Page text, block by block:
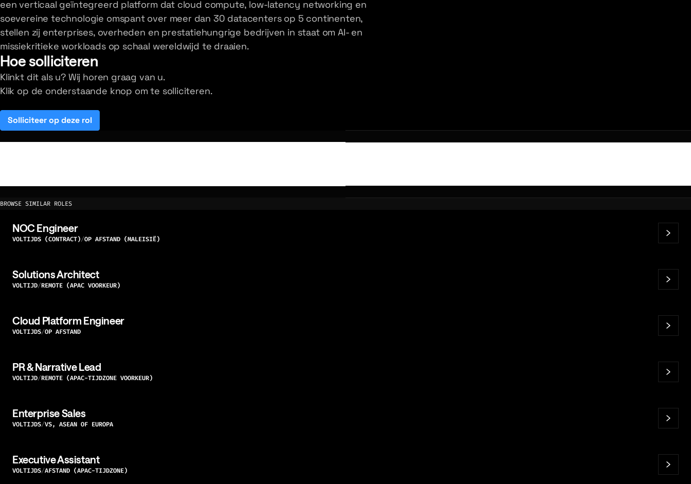
een verticaal geïntegreerd platform dat cloud compute, low-latency networking en
soevereine technologie omspant over meer dan 30 datacenters op 5 continenten,
stellen zij enterprises, overheden en prestatiehungrige bedrijven in staat om AI- en
missiekritieke workloads op schaal wereldwijd te draaien.
Hoe solliciteren
Klinkt dit als u? Wij horen graag van u.
Klik op de onderstaande knop om te solliciteren.
Solliciteer op deze rol
(opens in a new tab)
BROWSE SIMILAR ROLES
NOC Engineer
VOLTIJDS (CONTRACT) OP AFSTAND (MALEISIË)
Solutions Architect
VOLTIJD REMOTE (APAC VOORKEUR)
Cloud Platform Engineer
VOLTIJDS OP AFSTAND
PR & Narrative Lead
VOLTIJD REMOTE (APAC-TIJDZONE VOORKEUR)
Enterprise Sales
VOLTIJDS VS, ASEAN OF EUROPA
Executive Assistant
VOLTIJDS AFSTAND (APAC-TIJDZONE)